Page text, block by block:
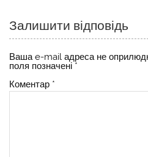
Залишити відповідь
Ваша e-mail адреса не
поля позначені *
Коментар *